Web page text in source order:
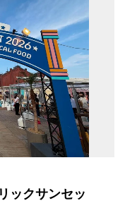
ックサンセッ